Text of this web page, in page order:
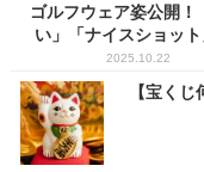
ゴルフウェア姿公開！
い」「ナイスショッ
2025.10.22
【宝く